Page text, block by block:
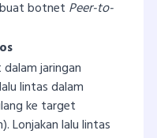
botnet Peer-to-
jaringan
lintas dalam
ke target
Lonjakan lalu lintas